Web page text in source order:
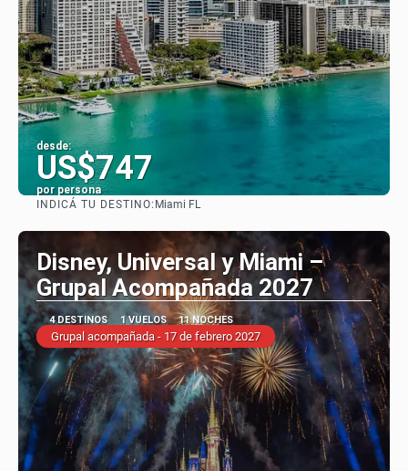
desde:
US$747
por persona
INDICÁ TU DESTINO: Miami FL
Disney, Universal y Miami –
Grupal Acompañada 2027
4 DESTINOS 1 VUELOS 11 NOCHES
Grupal acompañada - 17 de febrero 2027